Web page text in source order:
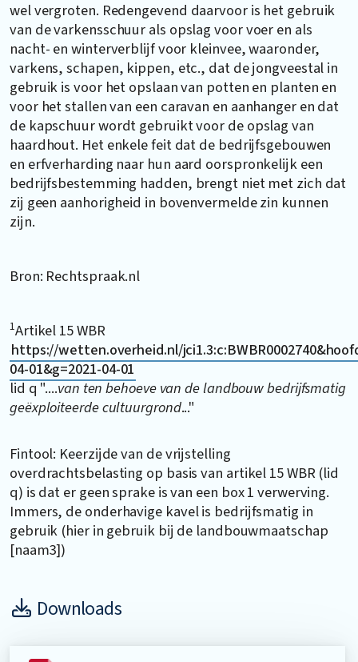
wel vergroten. Redengevend daarvoor is het gebruik
van de varkensschuur als opslag voor voer en als
nacht- en winterverblijf voor kleinvee, waaronder,
varkens, schapen, kippen, etc., dat de jongveestal in
gebruik is voor het opslaan van potten en planten en
voor het stallen van een caravan en aanhanger en dat
de kapschuur wordt gebruikt voor de opslag van
haardhout. Het enkele feit dat de bedrijfsgebouwen
en erfverharding naar hun aard oorspronkelijk een
bedrijfsbestemming hadden, brengt niet met zich dat
zij geen aanhorigheid in bovenvermelde zin kunnen
zijn.
Bron: Rechtspraak.nl
1Artikel 15 WBR
https://wetten.overheid.nl/
04-01&g=2021-04-01
lid q "....van ten behoeve van de landbouw bedrijfsmatig
geëxploiteerde cultuurgrond..."
Fintool: Keerzijde van de vrijstelling
overdrachtsbelasting op basis van artikel 15 WBR (lid
q) is dat er geen sprake is van een box 1 verwerving.
Immers, de onderhavige kavel is bedrijfsmatig in
gebruik (hier in gebruik bij de landbouwmaatschap
[naam3])
Downloads